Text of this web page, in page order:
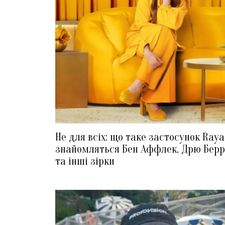
Не для всіх: що таке застосунок
знайомляться Бен Аффлек, Дрю
та інші зірки